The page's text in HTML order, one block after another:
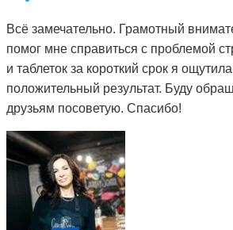
Всё замечательно. Грамотный
помог мне справиться с проблемой
и таблеток за короткий срок я
положительный результат. Буду
друзьям посоветую. Спасибо!